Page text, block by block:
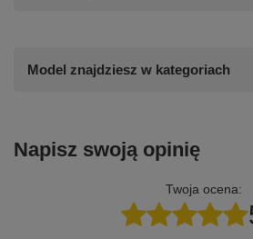
Model znajdziesz w kategoriach
Napisz swoją opinię
Twoja ocena: